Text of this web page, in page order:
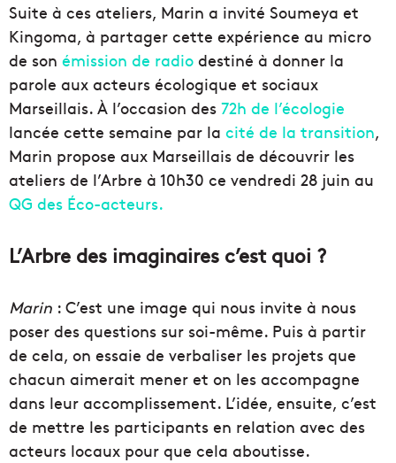
Suite à ces ateliers, Marin a invité Soumeya et
Kingoma, à partager cette expérience au micro
de son émission de radio destiné à donner la
parole aux acteurs écologique et sociaux
Marseillais. À l’occasion des 72h de l’écologie
lancée cette semaine par la cité de la transition,
Marin propose aux Marseillais de découvrir les
ateliers de l’Arbre à 10h30 ce vendredi 28 juin au
QG des Éco-acteurs.
L’Arbre des imaginaires c’est quoi ?
Marin : C’est une image qui nous invite à nous
poser des questions sur soi-même. Puis à partir
de cela, on essaie de verbaliser les projets que
chacun aimerait mener et on les accompagne
dans leur accomplissement. L’idée, ensuite, c’est
de mettre les participants en relation avec des
acteurs locaux pour que cela aboutisse.